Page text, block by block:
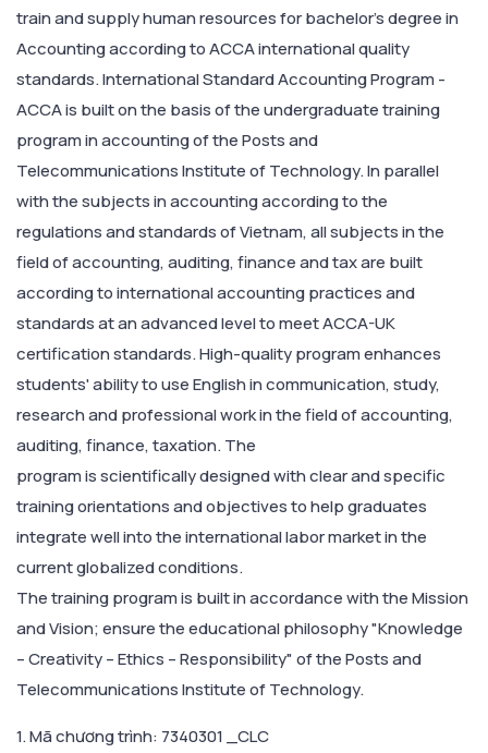
train and supply human resources for bachelor's degree in
Accounting according to ACCA international quality
standards. International Standard Accounting Program -
ACCA is built on the basis of the undergraduate training
program in accounting of the Posts and
Telecommunications Institute of Technology. In parallel
with the subjects in accounting according to the
regulations and standards of Vietnam, all subjects in the
field of accounting, auditing, finance and tax are built
according to international accounting practices and
standards at an advanced level to meet ACCA-UK
certification standards. High-quality program enhances
students' ability to use English in communication, study,
research and professional work in the field of accounting,
auditing, finance, taxation. The
program is scientifically designed with clear and specific
training orientations and objectives to help graduates
integrate well into the international labor market in the
current globalized conditions.
The training program is built in accordance with the Mission
and Vision; ensure the educational philosophy "Knowledge
– Creativity – Ethics – Responsibility" of the Posts and
Telecommunications Institute of Technology.
1. Mã chương trình: 7340301 _CLC